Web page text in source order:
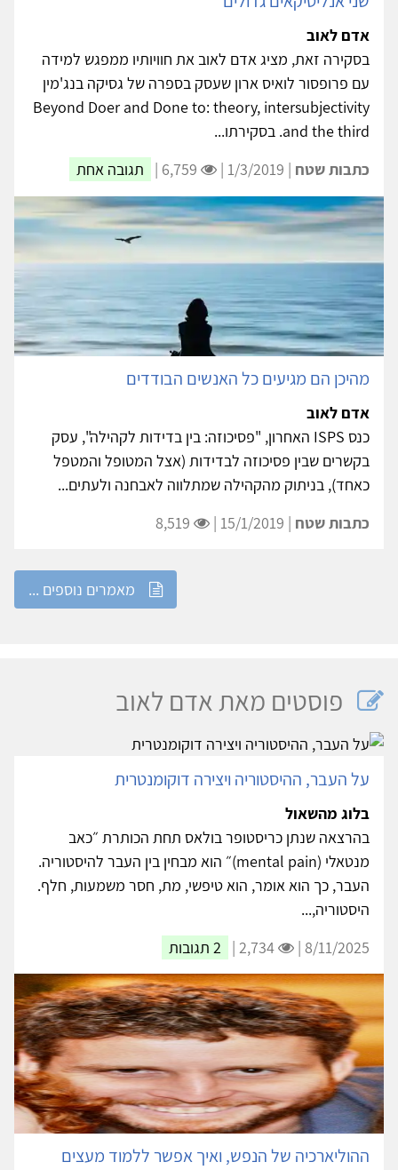
אדם לאוב
בסקירה זאת, מציג אדם לאוב את חוויותיו ממפגש למידה
עם פרופסור לואיס ארון שעסק בספרה של גסיקה בנג'מין
Beyond Doer and Done to: theory, intersubjectivity
and the third. בסקירתו...
כתבות שטח | 1/3/2019 | תגובה אחת
מהיכן הם מגיעים כל האנשים הבודדים
אדם לאוב
כנס ISPS האחרון, "פסיכוזה: בין בדידות לקהילה", עסק
בקשרים שבין פסיכוזה לבדידות (אצל המטופל והמטפל
כאחד), בניתוק מהקהילה שמתלווה לאבחנה ולעתים...
כתבות שטח | 15/1/2019 |
מאמרים נוספים ...
פוסטים מאת אדם לאוב
על העבר, ההיסטוריה ויצירה דוקומנטרית
בלוג מהשאול
בהרצאה שנתן כריסטופר בולאס תחת הכותרת ״כאב
מנטאלי (mental pain)״ הוא מבחין בין העבר להיסטוריה.
העבר, כך הוא אומר, הוא טיפשי, מת, חסר משמעות, חלף.
היסטוריה,...
8/11/2025 |
2 תגובות
ההוליארכיה של הנפש, ואיך אפשר ללמוד מעצים